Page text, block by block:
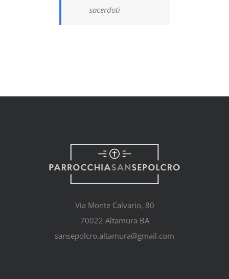
sacerdoti
Via Monte Calvario, 80
70022 Altamura BA
sansepolcro.altamura@gmail.com